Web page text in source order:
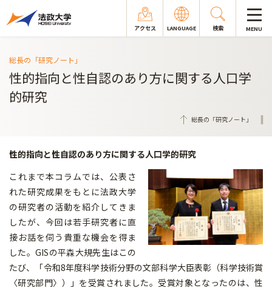
アクセス LANGUAGE 検索 MENU
総長の「研究ノート」
性的指向と性自認のあり方に関する人口学
的研究
総長の「研究ノート」
性的指向と性自認のあり方に関する人口学的研究
これまで本コラムでは、公表さ
れた研究成果をもとに法政大学
の研究者の活動を紹介してきま
したが、今回は若手研究者に直
接お話を伺う貴重な機会を得ま
した。GISの平森大規先生はこの
たび、「令和8年度科学技術分野の文部科学大臣表彰（科学技術賞
〈研究部門〉）」を受賞されました。受賞対象となったのは、性